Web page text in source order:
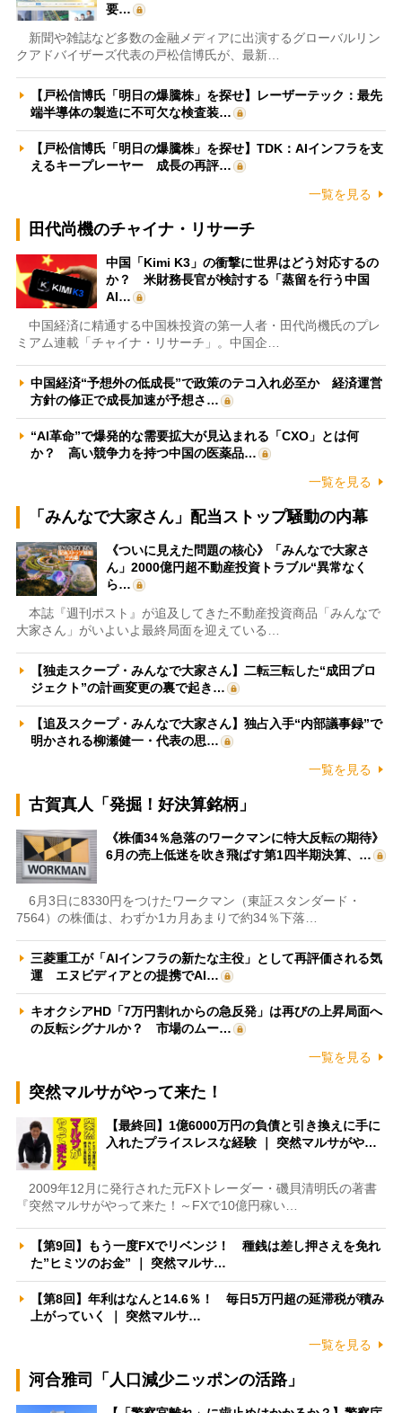
要…
新聞や雑誌など多数の金融メディアに出演するグローバルリン
クアドバイザーズ代表の戸松信博氏が、最新…
【戸松信博氏「明日の爆騰株」を探せ】レーザーテック：最先
端半導体の製造に不可欠な検査装…
【戸松信博氏「明日の爆騰株」を探せ】TDK：AIインフラを支
えるキープレーヤー 成長の再評…
一覧を見る
田代尚機のチャイナ・リサーチ
中国「Kimi K3」の衝撃に世界はどう対応するの
か？ 米財務長官が検討する「蒸留を行う中国
AI…
中国経済に精通する中国株投資の第一人者・田代尚機氏のプレ
ミアム連載「チャイナ・リサーチ」。中国企…
中国経済“予想外の低成長”で政策のテコ入れ必至か 経済運営
方針の修正で成長加速が予想さ…
“AI革命”で爆発的な需要拡大が見込まれる「CXO」とは何
か？ 高い競争力を持つ中国の医薬品…
一覧を見る
「みんなで大家さん」配当ストップ騒動の内幕
《ついに見えた問題の核心》「みんなで大家さ
ん」2000億円超不動産投資トラブル“異常なく
ら…
本誌『週刊ポスト』が追及してきた不動産投資商品「みんなで
大家さん」がいよいよ最終局面を迎えている…
【独走スクープ・みんなで大家さん】二転三転した“成田プロ
ジェクト”の計画変更の裏で起き…
【追及スクープ・みんなで大家さん】独占入手“内部議事録”で
明かされる柳瀬健一・代表の思…
一覧を見る
古賀真人「発掘！好決算銘柄」
《株価34％急落のワークマンに特大反転の期待》
6月の売上低迷を吹き飛ばす第1四半期決算、…
6月3日に8330円をつけたワークマン（東証スタンダード・
7564）の株価は、わずか1カ月あまりで約34％下落…
三菱重工が「AIインフラの新たな主役」として再評価される気
運 エヌビディアとの提携でAI…
キオクシアHD「7万円割れからの急反発」は再びの上昇局面へ
の反転シグナルか？ 市場のムー…
一覧を見る
突然マルサがやって来た！
【最終回】1億6000万円の負債と引き換えに手に
入れたプライスレスな経験 ｜ 突然マルサがや…
2009年12月に発行された元FXトレーダー・磯貝清明氏の著書
『突然マルサがやって来た！～FXで10億円稼い…
【第9回】もう一度FXでリベンジ！ 種銭は差し押さえを免れ
た”ヒミツのお金” ｜ 突然マルサ…
【第8回】年利はなんと14.6％！ 毎日5万円超の延滞税が積み
上がっていく ｜ 突然マルサ…
一覧を見る
河合雅司「人口減少ニッポンの活路」